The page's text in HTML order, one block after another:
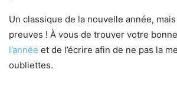
Un classique de la nouvelle année,
preuves ! À vous de trouver votre bonne
l’année et de l’écrire afin de ne pas la
oubliettes.